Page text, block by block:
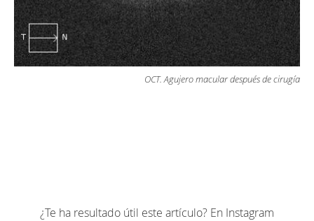
OCT. Agujero macular después de cirugía
¿Te ha resultado útil este artículo? En Instagram